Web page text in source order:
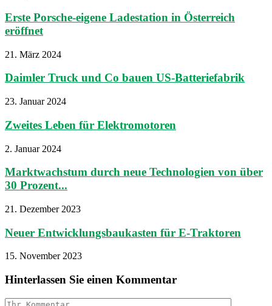
Erste Porsche-eigene Ladestation in Österreich
eröffnet
21. März 2024
Daimler Truck und Co bauen US-Batteriefabrik
23. Januar 2024
Zweites Leben für Elektromotoren
2. Januar 2024
Marktwachstum durch neue Technologien von über
30 Prozent...
21. Dezember 2023
Neuer Entwicklungsbaukasten für E-Traktoren
15. November 2023
Hinterlassen Sie einen Kommentar